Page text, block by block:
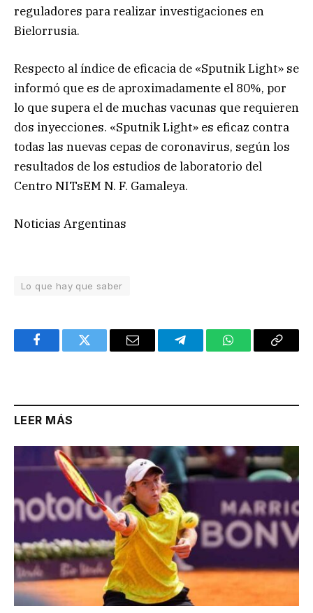
reguladores para realizar investigaciones en
Bielorrusia.
Respecto al índice de eficacia de «Sputnik Light» se
informó que es de aproximadamente el 80%, por
lo que supera el de muchas vacunas que requieren
dos inyecciones. «Sputnik Light» es eficaz contra
todas las nuevas cepas de coronavirus, según los
resultados de los estudios de laboratorio del
Centro NITsEM N. F. Gamaleya.
Noticias Argentinas
Lo que hay que saber
FacebookTwitter Email TelegramWhatsAppCopy
LEER MÁS